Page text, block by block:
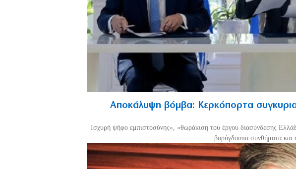
Αποκάλυψη βόμβα: Κερκόπορτα
Ισχυρή ψήφο εμπιστοσύνης», «θωράκιση του έργου διασύνδεσης
βαρύγδουπα συνθήματα και